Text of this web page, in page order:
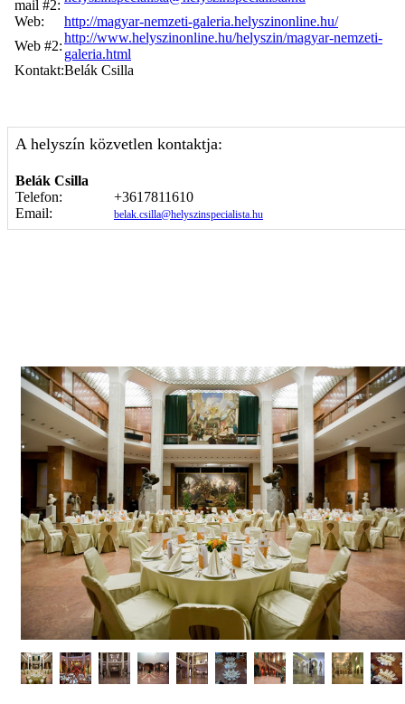
mail #2:
Web:
http://magyar-nemzeti-galeria.helyszinonline.hu/
Web #2:
http://www.helyszinonline.hu/helyszin/magyar-nemzeti-
galeria.html
Kontakt:Belák Csilla
A helyszín közvetlen kontaktja:
Belák Csilla
Telefon:
+3617811610
Email:
belak.csilla@helyszinspecialista.hu